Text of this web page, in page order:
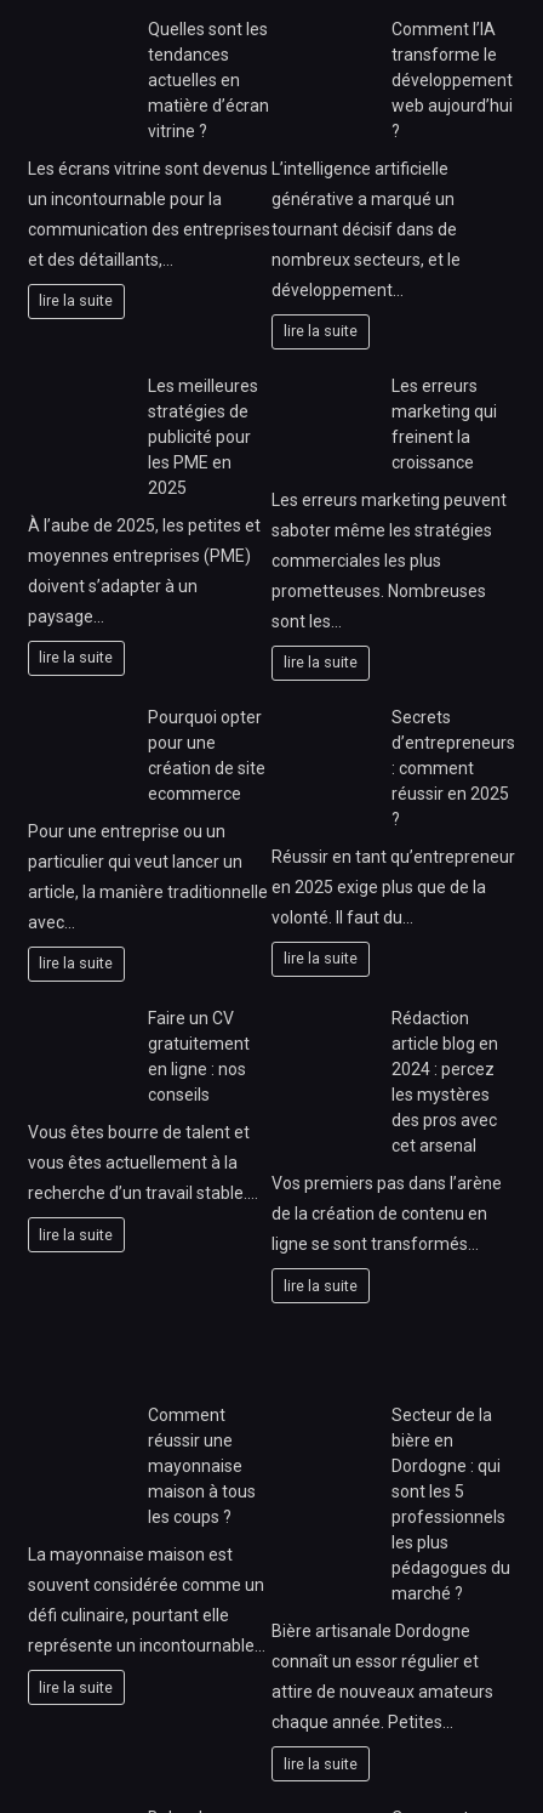
Quelles sont les
tendances
actuelles en
matière d’écran
vitrine ?
Les écrans vitrine sont devenus
un incontournable pour la
communication des entreprises
et des détaillants,…
lire la suite
Comment l’IA
transforme le
développement
web aujourd’hui
?
L’intelligence artificielle
générative a marqué un
tournant décisif dans de
nombreux secteurs, et le
développement…
lire la suite
Les meilleures
stratégies de
publicité pour
les PME en
2025
À l’aube de 2025, les petites et
moyennes entreprises (PME)
doivent s’adapter à un
paysage…
lire la suite
Les erreurs
marketing qui
freinent la
croissance
Les erreurs marketing peuvent
saboter même les stratégies
commerciales les plus
prometteuses. Nombreuses
sont les…
lire la suite
Pourquoi opter
pour une
création de site
ecommerce
Pour une entreprise ou un
particulier qui veut lancer un
article, la manière traditionnelle
avec…
lire la suite
Secrets
d’entrepreneurs
: comment
réussir en 2025
?
Réussir en tant qu’entrepreneur
en 2025 exige plus que de la
volonté. Il faut du…
lire la suite
Faire un CV
gratuitement
en ligne : nos
conseils
Vous êtes bourre de talent et
vous êtes actuellement à la
recherche d’un travail stable.…
lire la suite
Rédaction
article blog en
2024 : percez
les mystères
des pros avec
cet arsenal
Vos premiers pas dans l’arène
de la création de contenu en
ligne se sont transformés…
lire la suite
Comment
réussir une
mayonnaise
maison à tous
les coups ?
La mayonnaise maison est
souvent considérée comme un
défi culinaire, pourtant elle
représente un incontournable…
lire la suite
Secteur de la
bière en
Dordogne : qui
sont les 5
professionnels
les plus
pédagogues du
marché ?
Bière artisanale Dordogne
connaît un essor régulier et
attire de nouveaux amateurs
chaque année. Petites…
lire la suite